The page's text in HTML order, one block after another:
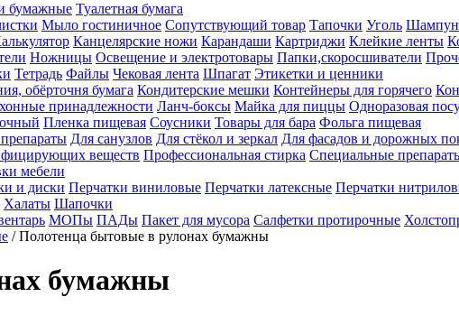
бумажные Туалетная бумага
Мыло гостиничное Сопутствующий товар Тапочки Уголь
Канцелярские ножи Карандаши Картриджи Клейкие ленты
Ножницы Освещение и электротовары Папки,скоросшиватели
Тетрадь Файлы Чековая лента Шпагат Этикетки и ценники
обёрточня бумага Кондитерские мешки Контейнеры для горячего
принадлежности Ланч-боксы Майка для пиццы Одноразовая
Пленка пищевая Соусники Товары для бара Фольга пищевая
Для санузлов Для стёкол и зеркал Для фасадов и дорожных
веществ Профессиональная стирка Специальные
мебели
и диски Перчатки виниловые Перчатки латексные Перчатки
Халаты Шапочки
МОПы ПАДы Пакет для мусора Салфетки протирочные
/ Полотенца бытовые в рулонах бумажны
бумажны